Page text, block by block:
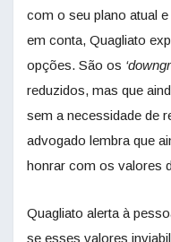
com o seu plano atual
em conta, Quagliato
opções. São os
reduzidos, mas que
sem a necessidade de
advogado lembra que
honrar com os valores
Quagliato alerta à
se esses valores